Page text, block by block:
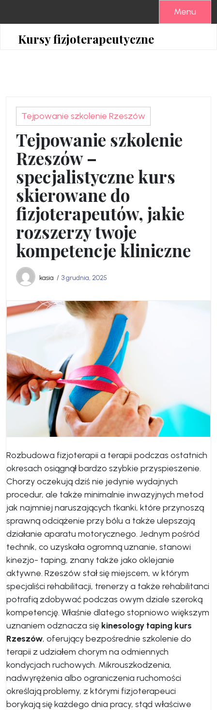
Menu
Kursy fizjoterapeutyczne
Tejpowanie szkolenie Rzeszów
Tejpowanie szkolenie
Rzeszów –
specjalistyczne kurs
skierowane do
fizjoterapeutów, jakie
rozszerzy twoje
kompetencje kliniczne
kasia 3 grudnia, 2025
Rozbudowa fizjoterapii a terapii podczas ostatnich
okresach osiągnął bardzo szybkie przyspieszenie.
Chorzy oczekują dziś nie jedynie wydajnych
procedur, ale także minimalnie inwazyjnych metod
jak najmniej naruszających tkanki, które przynoszą
sprawną odciążenie przy bólu a także ulepszają
działanie aparatu motorycznego. Jednym pośród
technik, co uzyskała ogromną uznanie, stanowi
kinezjo- taping, znany także jako oklejanie
aktywne. Rzeszów stał się miejscem, w którym
specjaliści rehabilitacji, trenerzy a także rehabilitanci
potrafią zdobywać podczas owym dziale szeroką
kompetencję. Właśnie dlatego stopniowo większym
uznaniem odznacza się kinesology taping kurs
Rzeszów, oferujący bezpośrednie szkolenie do
terapii z udziałem chorym na odmiennych
kondycjach ruchowych. Mikrouszkodzenia,
nadwyrężenia albo ograniczenia ruchomości
określają problemy, z którymi fizjoterapeuci
borykają się każdego dnia pracy, stąd właściwe